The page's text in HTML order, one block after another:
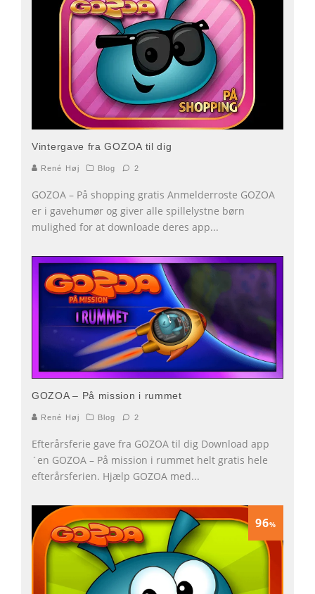
Vintergave fra GOZOA til dig
René Høj Blog 2
GOZOA – På shopping gratis Anmelderroste GOZOA
er i gavehumør og giver alle spillelystne børn
mulighed for at downloade deres app...
GOZOA – På mission i rummet
René Høj Blog 2
Efterårsferie gave fra GOZOA til dig Download app
´en GOZOA – På mission i rummet helt gratis hele
efterårsferien. Hjælp GOZOA med...
96%